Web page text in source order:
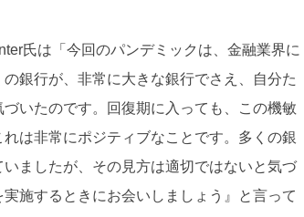
氏は「今回のパンデミックは、金融業界に
銀行が、非常に大きな銀行でさえ、自分た
いたのです。回復期に入っても、この機敏
は非常にポジティブなことです。多くの銀
ましたが、その見方は適切ではないと気づ
施するときにお会いしましょう』と言って